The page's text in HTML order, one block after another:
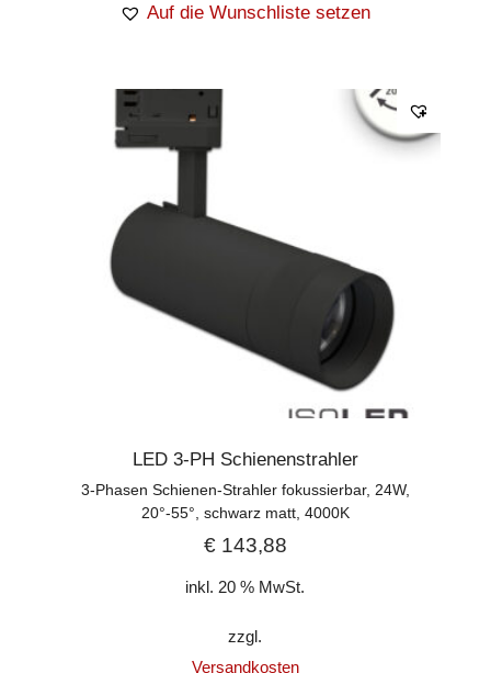
Auf die Wunschliste setzen
LED 3-PH Schienenstrahler
3-Phasen Schienen-Strahler fokussierbar, 24W,
20°-55°, schwarz matt, 4000K
€143,88
inkl. 20 % MwSt.
zzgl.
Versandkosten